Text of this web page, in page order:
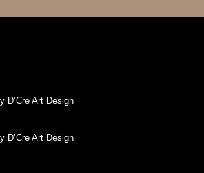
D’Cre Art Design
D’Cre Art Design